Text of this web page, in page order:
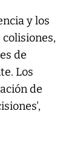
y los
de
Los
de